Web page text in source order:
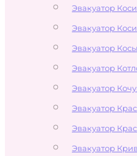
Эвакуатор
Эвакуатор
Эвакуатор
Эвакуатор
Эвакуатор
Эвакуатор
Эвакуатор
Эвакуатор